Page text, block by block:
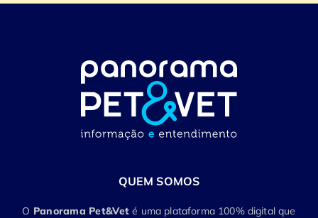
QUEM SOMOS
O Panorama Pet&Vet é uma plataforma 100% digital que